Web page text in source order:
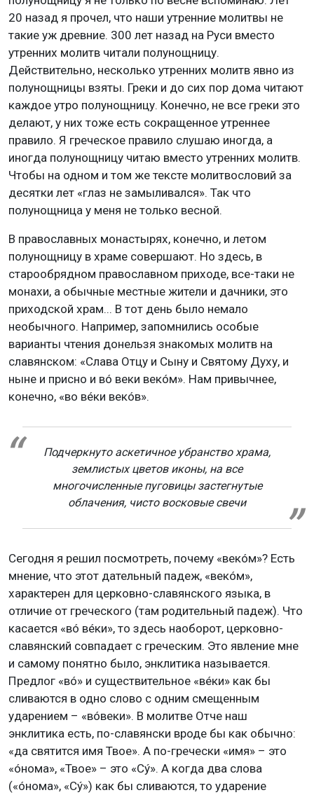
20 назад я прочел, что наши утренние молитвы не
такие уж древние. 300 лет назад на Руси вместо
утренних молитв читали полунощницу.
Действительно, несколько утренних молитв явно из
полунощницы взяты. Греки и до сих пор дома читают
каждое утро полунощницу. Конечно, не все греки это
делают, у них тоже есть сокращенное утреннее
правило. Я греческое правило слушаю иногда, а
иногда полунощницу читаю вместо утренних молитв.
Чтобы на одном и том же тексте молитвословий за
десятки лет «глаз не замыливался». Так что
полунощница у меня не только весной.
В православных монастырях, конечно, и летом
полунощницу в храме совершают. Но здесь, в
старообрядном православном приходе, все-таки не
монахи, а обычные местные жители и дачники, это
приходской храм... В тот день было немало
необычного. Например, запомнились особые
варианты чтения донельзя знакомых молитв на
славянском: «Слава Отцу и Сыну и Святому Духу, и
ныне и присно и вó веки векóм». Нам привычнее,
конечно, «во вéки векóв».
Подчеркнуто аскетичное убранство храма,
землистых цветов иконы, на все
многочисленные пуговицы застегнутые
облачения, чисто восковые свечи
Сегодня я решил посмотреть, почему «векóм»? Есть
мнение, что этот дательный падеж, «векóм»,
характерен для церковно-славянского языка, в
отличие от греческого (там родительный падеж). Что
касается «вó вéки», то здесь наоборот, церковно-
славянский совпадает с греческим. Это явление мне
и самому понятно было, энклитика называется.
Предлог «вó» и существительное «вéки» как бы
сливаются в одно слово с одним смещенным
ударением – «вóвеки». В молитве Отче наш
энклитика есть, по-славянски вроде бы как обычно:
«да святится имя Твое». А по-гречески «имя» – это
«óнома», «Твое» – это «Сý». А когда два слова
(«óнома», «Сý») как бы сливаются, то ударение